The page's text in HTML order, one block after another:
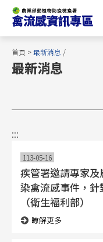
主
首頁 >最新消息 /
最新消息
:::
113-05-16
疾管署邀請專家
染禽流感事件，
（衛生福利部）
瞭解更多